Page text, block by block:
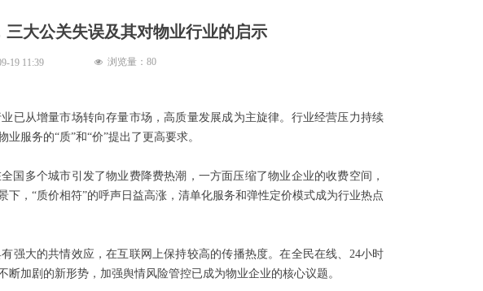
三大公关失误及其对物业行业的启示
已从增量市场转向存量市场，高质量发展成为主旋律。行业经营压力持续
服务的“质”和“价”提出了更高要求。
国多个城市引发了物业费降费热潮，一方面压缩了物业企业的收费空间，
，“质价相符”的呼声日益高涨，清单化服务和弹性定价模式成为行业热点
强大的共情效应，在互联网上保持较高的传播热度。在全民在线、24小时
加剧的新形势，加强舆情风险管控已成为物业企业的核心议题。
19 11:39 넶 浏览量： 80